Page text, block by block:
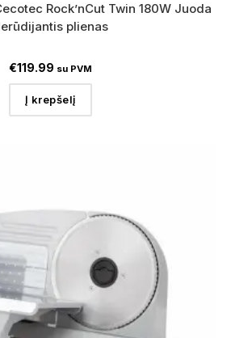
Rock’nCut Twin 180W Juoda
plienas
€119.99 su PVM
Į krepšelį